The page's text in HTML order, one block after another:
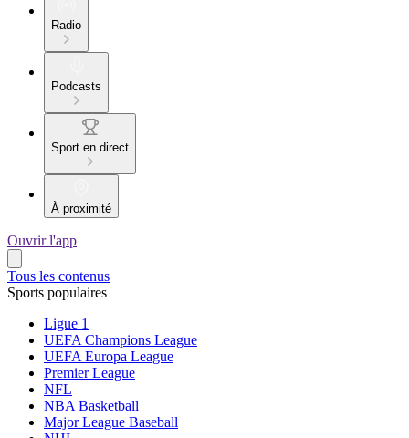
Radio
Podcasts
Sport en direct
À proximité
Ouvrir l'app
Tous les contenus
Sports populaires
Ligue 1
UEFA Champions League
UEFA Europa League
Premier League
NFL
NBA Basketball
Major League Baseball